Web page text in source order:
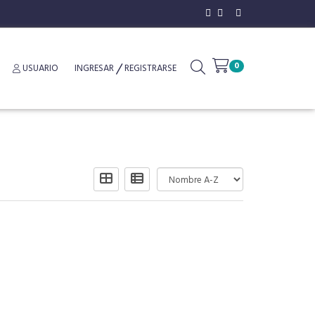
USUARIO INGRESAR REGISTRARSE 0